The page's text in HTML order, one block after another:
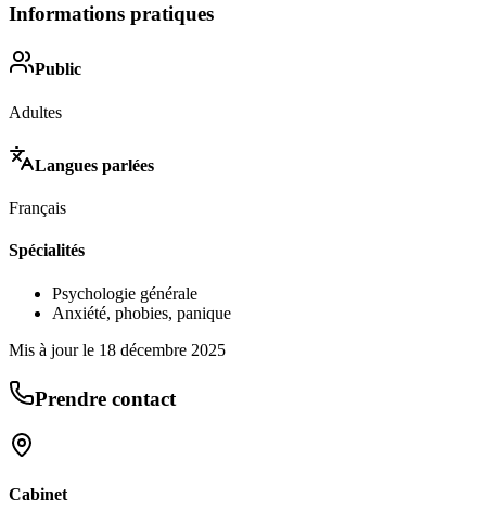
Informations pratiques
Public
Adultes
Langues parlées
Français
Spécialités
Psychologie générale
Anxiété, phobies, panique
Mis à jour le 18 décembre 2025
Prendre contact
Cabinet